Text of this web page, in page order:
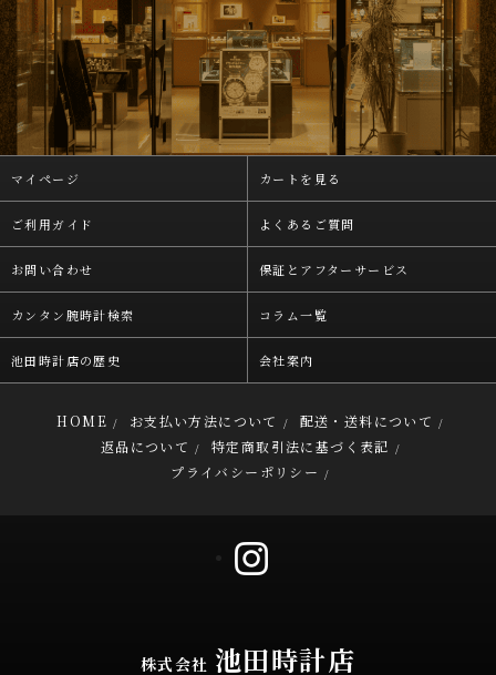
マイページ カートを見る
ご利用ガイド よくあるご質問
お問い合わせ 保証とアフターサービス
カンタン腕時計検索 コラム一覧
池田時計店の歴史 会社案内
HOME / お支払い方法について / 配送・送料について /
返品について / 特定商取引法に基づく表記 /
プライバシーポリシー /
株式会社 池田時計店